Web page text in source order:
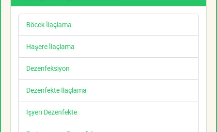
Böcek İlaçlama
Haşere İlaçlama
Dezenfeksiyon
Dezenfekte İlaçlama
İşyeri Dezenfekte